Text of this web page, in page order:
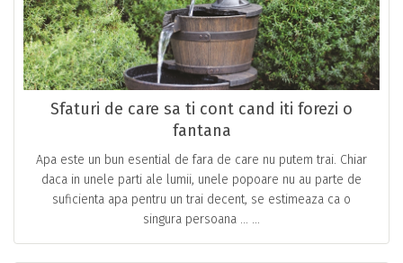
Sfaturi de care sa ti cont cand iti forezi o
fantana
Apa este un bun esential de fara de care nu putem trai. Chiar
daca in unele parti ale lumii, unele popoare nu au parte de
suficienta apa pentru un trai decent, se estimeaza ca o
singura persoana … ...